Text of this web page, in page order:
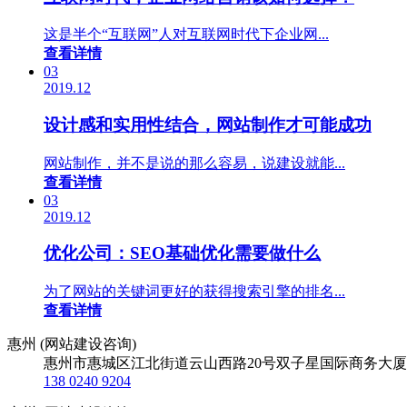
这是半个“互联网”人对互联网时代下企业网...
查看详情
03
2019.12
设计感和实用性结合，网站制作才可能成功
网站制作，并不是说的那么容易，说建设就能...
查看详情
03
2019.12
优化公司：SEO基础优化需要做什么
为了网站的关键词更好的获得搜索引擎的排名...
查看详情
惠州 (网站建设咨询)
惠州市惠城区江北街道云山西路20号双子星国际商务大
138 0240 9204